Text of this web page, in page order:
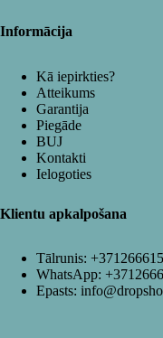
Informācija
Kā iepirkties?
Atteikums
Garantija
Piegāde
BUJ
Kontakti
Ielogoties
Klientu apkalpošana
Tālrunis:
WhatsApp:
Epasts: